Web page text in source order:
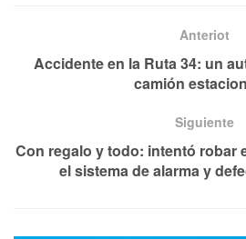
Anteriot
Accidente en la Ruta 34: un
camión
Siguiente
Con regalo y todo: intentó robar
el sistema de alarma y